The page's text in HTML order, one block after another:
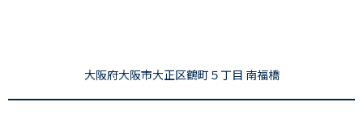
大阪府大阪市大正区鶴町５丁目 南福橋